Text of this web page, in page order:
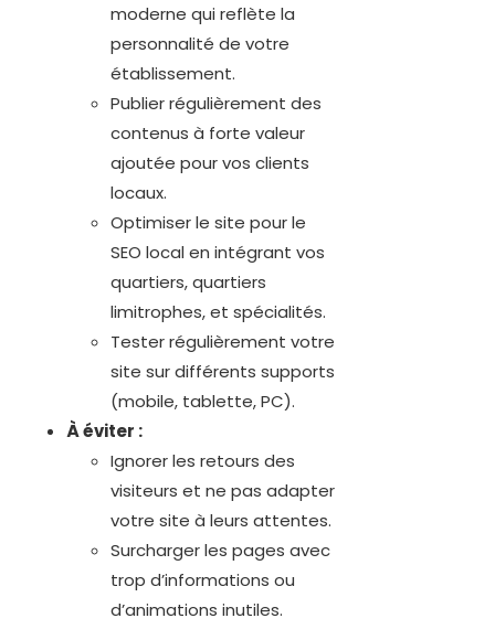
moderne qui reflète la
personnalité de votre
établissement.
Publier régulièrement des
contenus à forte valeur
ajoutée pour vos clients
locaux.
Optimiser le site pour le
SEO local en intégrant vos
quartiers, quartiers
limitrophes, et spécialités.
Tester régulièrement votre
site sur différents supports
(mobile, tablette, PC).
À éviter :
Ignorer les retours des
visiteurs et ne pas adapter
votre site à leurs attentes.
Surcharger les pages avec
trop d’informations ou
d’animations inutiles.